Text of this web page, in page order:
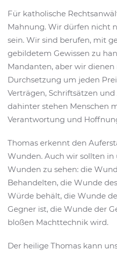
Für katholische
Mahnung. Wir dürfen nicht
sein. Wir sind berufen, mit
gebildetem Gewissen zu
Mandanten, aber wir
Durchsetzung um jeden
Verträgen, Schriftsätzen
dahinter stehen Menschen
Verantwortung und
Thomas erkennt den
Wunden. Auch wir sollten
Wunden zu sehen: die
Behandelten, die Wunde
Würde behält, die Wunde
Gegner ist, die Wunde der
bloßen Machttechnik wird.
Der heilige Thomas kann